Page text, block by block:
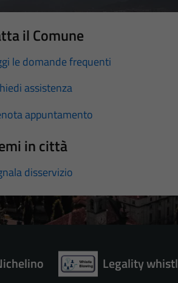
il Comune
le domande frequenti
assistenza
appuntamento
in città
disservizio
Legality